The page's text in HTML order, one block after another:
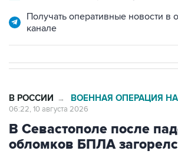
Получать оперативные новости в
канале
В РОССИИ → ВОЕННАЯ ОПЕРАЦИЯ
06:22, 10 августа 2026
В Севастополе после
обломков БПЛА